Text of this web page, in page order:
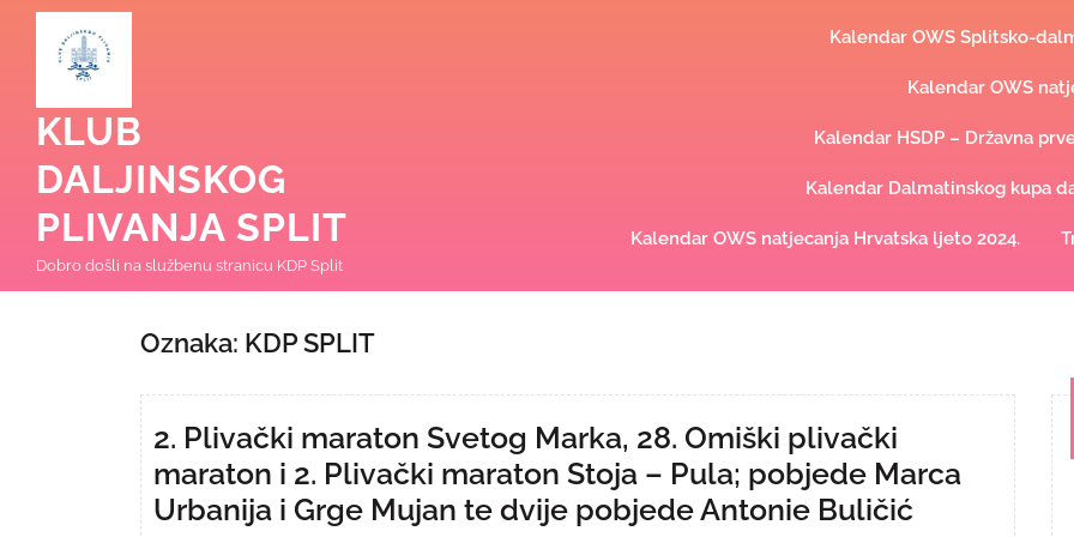
content
KLUB
DALJINSKOG
PLIVANJA SPLIT
Dobro došli na službenu stranicu KDP Split
Kalendar OWS Splitsko-
Kalendar OWS
Kalendar HSDP – Državna
Kalendar Dalmatinskog kupa
Kalendar OWS natjecanja Hrvatska ljeto 2024.
Oznaka: KDP SPLIT
2. Plivački maraton Svetog Marka, 28. Omiški plivački
maraton i 2. Plivački maraton Stoja – Pula; pobjede Marca
Urbanija i Grge Mujan te dvije pobjede Antonie Buličić